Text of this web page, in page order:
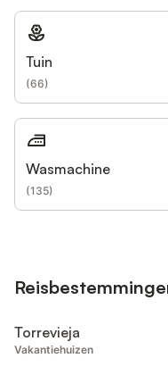
Tuin
(66)
Wasmachine
(135)
Torrevieja
Vakantiehuizen